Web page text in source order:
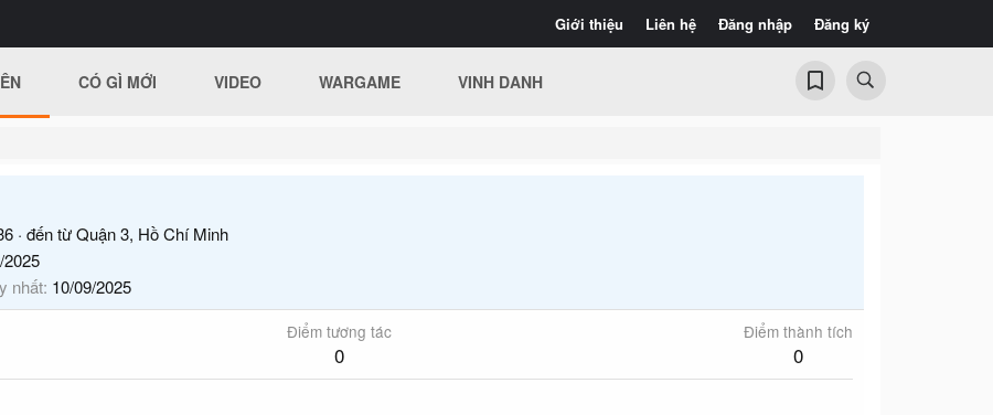
Giới thiệu Liên hệ Đăng nhập Đăng ký
CÓ GÌ MỚI VIDEO WARGAME VINH DANH
· đến từQuận 3, Hồ Chí Minh
2025
nhất 10/09/2025
Điểm tương tác
0
Điểm thành tích
0